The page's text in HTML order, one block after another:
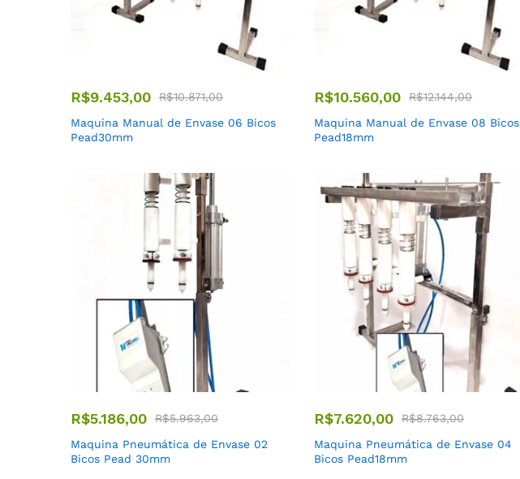
R$9.453,00 R$10.871,00
Maquina Manual de Envase 06 Bicos
Pead30mm
R$10.560,00 R$12.144,00
Maquina Manual de Envase 08 Bicos
Pead18mm
R$5.186,00 R$5.963,00
Maquina Pneumática de Envase 02
Bicos Pead 30mm
R$7.620,00 R$8.763,00
Maquina Pneumática de Envase 04
Bicos Pead18mm